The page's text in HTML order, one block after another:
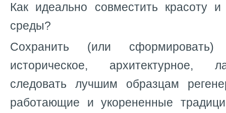
Как идеально совместить красоту
среды?
Сохранить (или
историческое, архитектурное,
следовать лучшим образцам
работающие и укорененные